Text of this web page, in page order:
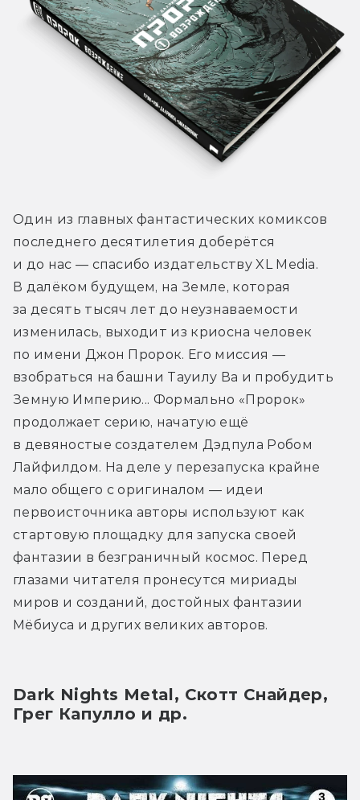
Один из главных фантастических комиксов
последнего десятилетия доберётся
и до нас — спасибо издательству XL Media.
В далёком будущем, на Земле, которая
за десять тысяч лет до неузнаваемости
изменилась, выходит из криосна человек
по имени Джон Пророк. Его миссия —
взобраться на башни Тауилу Ва и пробудить
Земную Империю... Формально «Пророк»
продолжает серию, начатую ещё
в девяностые создателем Дэдпула Робом
Лайфилдом. На деле у перезапуска крайне
мало общего с оригиналом — идеи
первоисточника авторы используют как
стартовую площадку для запуска своей
фантазии в безграничный космос. Перед
глазами читателя пронесутся мириады
миров и созданий, достойных фантазии
Мёбиуса и других великих авторов.
Dark Nights Metal, Скотт Снайдер,
Грег Капулло и др.